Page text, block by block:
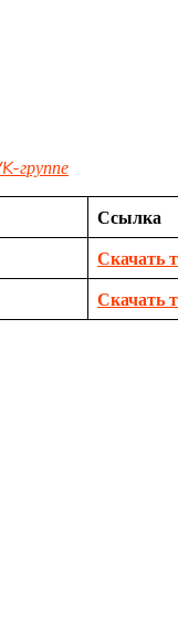
группе
Ссылка
Скачать
Скачать